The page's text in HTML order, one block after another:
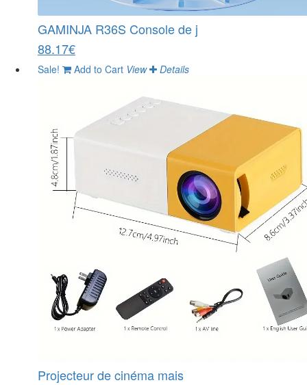
GAMINJA R36S Console de j
88.17€
Sale! Add to Cart View Details
Projecteur de cinéma mais